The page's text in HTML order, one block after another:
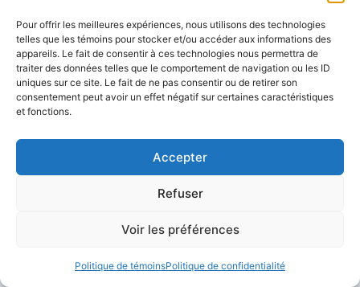
Pour offrir les meilleures expériences, nous utilisons des technologies
telles que les témoins pour stocker et/ou accéder aux informations des
appareils. Le fait de consentir à ces technologies nous permettra de
traiter des données telles que le comportement de navigation ou les ID
uniques sur ce site. Le fait de ne pas consentir ou de retirer son
consentement peut avoir un effet négatif sur certaines caractéristiques
et fonctions.
Accepter
Refuser
Voir les préférences
Politique de témoinsPolitique de confidentialité
Devenir
membre
Blog / Articles
Formations
Événements
Linkedin
© 2026 LACOP Tous droits réservés | propulsé par